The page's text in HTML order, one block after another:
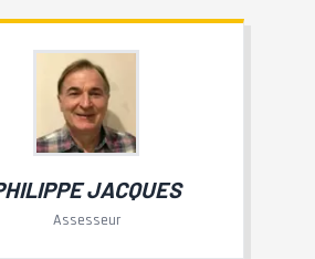
JACQUES
Assesseur